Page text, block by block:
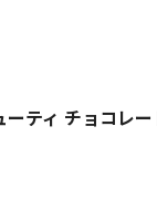
ティ チョコレ